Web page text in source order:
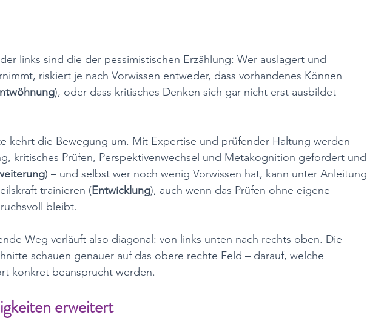
links sind die der pessimistischen Erzählung: Wer auslagert und
riskiert je nach Vorwissen entweder, dass vorhandenes Können
), oder dass kritisches Denken sich gar nicht erst ausbildet
kehrt die Bewegung um. Mit Expertise und prüfender Haltung werden
kritisches Prüfen, Perspektivenwechsel und Metakognition gefordert und
) – und selbst wer noch wenig Vorwissen hat, kann unter Anleitung
trainieren (Entwicklung), auch wenn das Prüfen ohne eigene
bleibt.
Weg verläuft also diagonal: von links unten nach rechts oben. Die
schauen genauer auf das obere rechte Feld – darauf, welche
konkret beansprucht werden.
erweitert